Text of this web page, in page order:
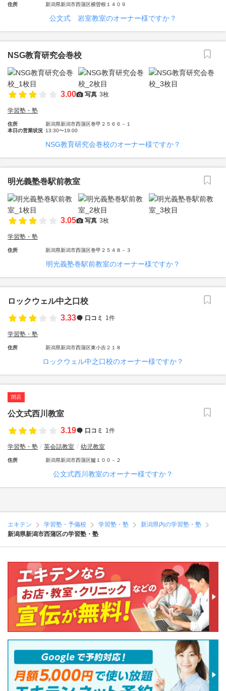
住所 新潟県新潟市西蒲区横曽根１４０９
公文式 岩室教室のオーナー様ですか？
NSG教育研究会巻校
3.00 写真 3枚
学習塾・塾
住所
新潟県新潟市西蒲区巻甲２５６６－１
本日の営業状況 13:30〜19:00
NSG教育研究会巻校のオーナー様ですか？
明光義塾巻駅前教室
3.05 写真 3枚
学習塾・塾
住所 新潟県新潟市西蒲区巻甲２５４８－３
明光義塾巻駅前教室のオーナー様ですか？
ロックウェル中之口校
3.33
口コミ 1件
学習塾・塾
住所 新潟県新潟市西蒲区東小吉２１８
ロックウェル中之口校のオーナー様ですか？
閉店
公文式西川教室
3.19
口コミ 1件
学習塾・塾 英会話教室 幼児教室
住所 新潟県新潟市西蒲区鱸１００－２
公文式西川教室のオーナー様ですか？
エキテン 学習塾・予備校 学習塾・塾
新潟県内の学習塾・塾
新潟県新潟市西蒲区の学習塾・塾